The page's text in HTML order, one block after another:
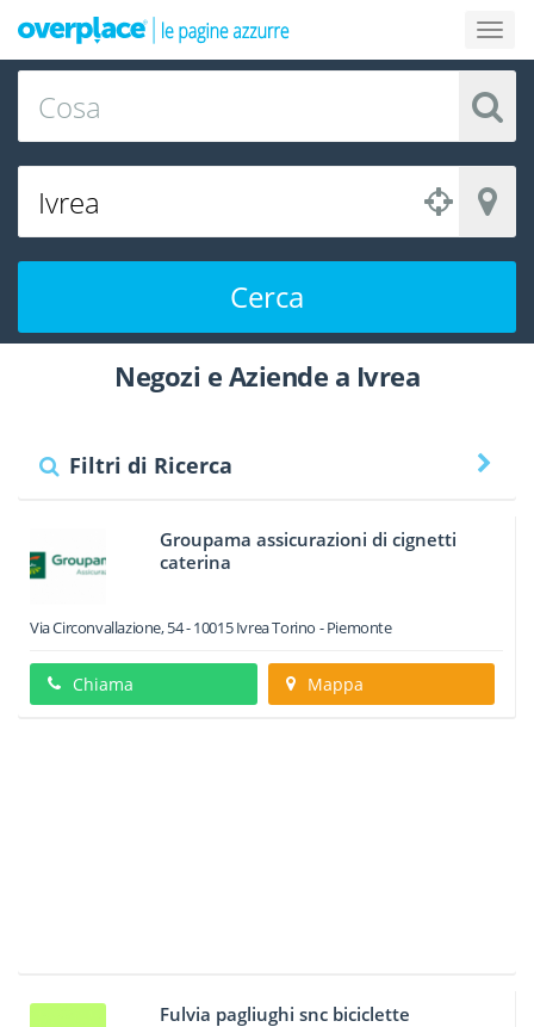
Cerca
Negozi e Aziende a Ivrea
Filtri di Ricerca
Groupama assicurazioni di cignetti
caterina
Via Circonvallazione, 54-10015 IvreaTorino -Piemonte
Chiama Mappa
Fulvia pagliughi snc biciclette